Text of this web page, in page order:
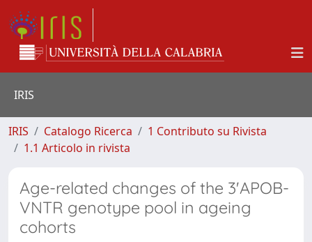
IRIS
IRIS Catalogo Ricerca
1 Contributo su Rivista
1.1 Articolo in rivista
Age-related changes of the 3'APOB-
VNTR genotype pool in ageing
cohorts